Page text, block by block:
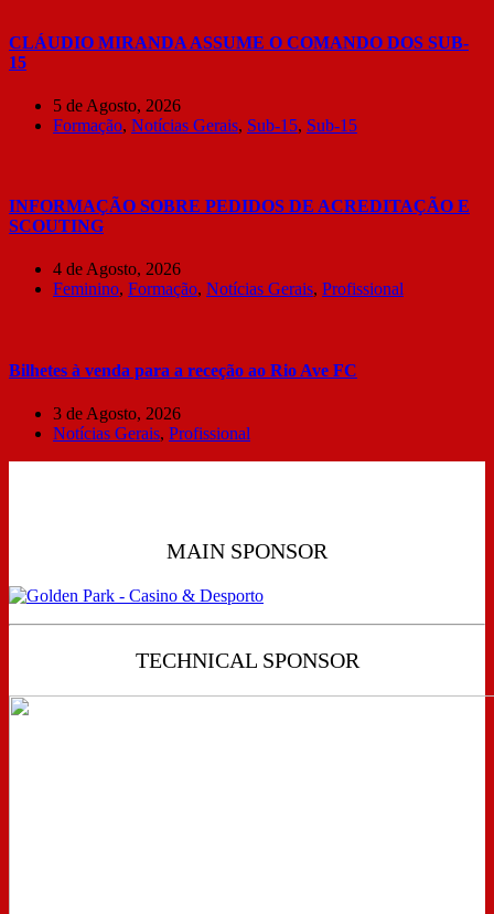
CLÁUDIO MIRANDA ASSUME O COMANDO DOS SUB-
15
5 de Agosto, 2026
Formação, Notícias Gerais, Sub-15, Sub-15
INFORMAÇÃO SOBRE PEDIDOS DE ACREDITAÇÃO E
SCOUTING
4 de Agosto, 2026
Feminino, Formação, Notícias Gerais, Profissional
Bilhetes à venda para a receção ao Rio Ave FC
3 de Agosto, 2026
Notícias Gerais, Profissional
MAIN SPONSOR
TECHNICAL SPONSOR